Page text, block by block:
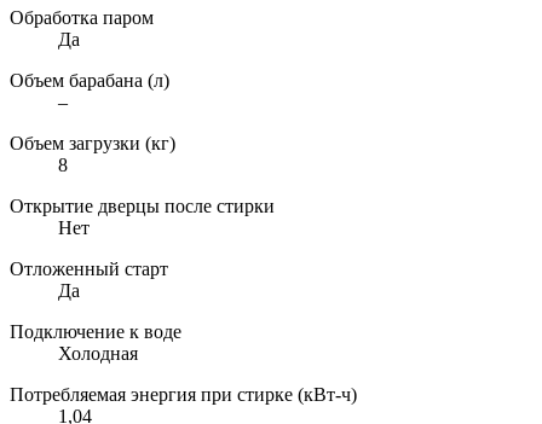
Обработка паром
Да
Объем барабана (л)
–
Объем загрузки (кг)
8
Открытие дверцы после стирки
Нет
Отложенный старт
Да
Подключение к воде
Холодная
Потребляемая энергия при стирке (кВт-ч)
1,04